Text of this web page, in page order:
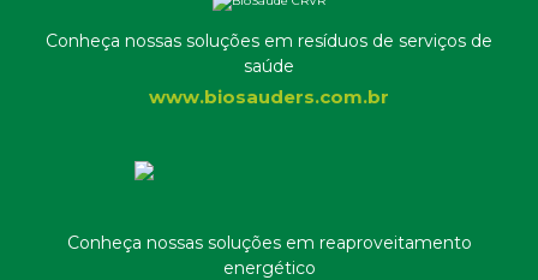
Conheça nossas soluções em resíduos de serviços de
saúde
www.biosauders.com.br
Conheça nossas soluções em reaproveitamento
energético